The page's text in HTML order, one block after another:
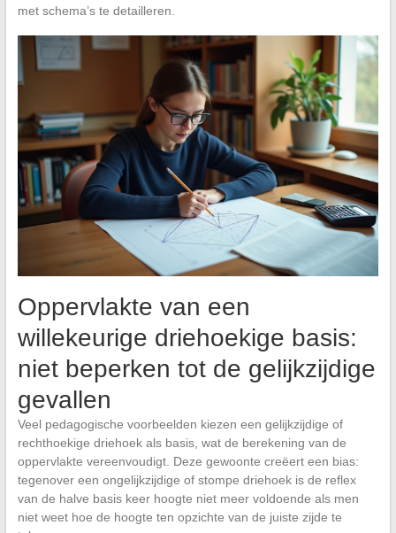
met schema’s te detailleren.
Oppervlakte van een
willekeurige driehoekige basis:
niet beperken tot de gelijkzijdige
gevallen
Veel pedagogische voorbeelden kiezen een gelijkzijdige of
rechthoekige driehoek als basis, wat de berekening van de
oppervlakte vereenvoudigt. Deze gewoonte creëert een bias:
tegenover een ongelijkzijdige of stompe driehoek is de reflex
van de halve basis keer hoogte niet meer voldoende als men
niet weet hoe de hoogte ten opzichte van de juiste zijde te